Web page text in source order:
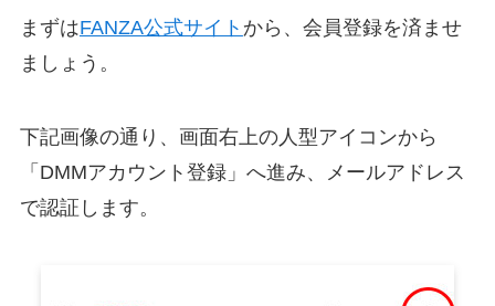
まずはFANZA公式サイト から、会員登録を済ませ
ましょう。
下記画像の通り、画面右上の人型アイコンから
「DMMアカウント登録」へ進み、メールアドレス
で認証します。